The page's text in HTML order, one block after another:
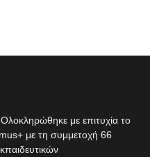
με επιτυχία το
με τη συμμετοχή 66